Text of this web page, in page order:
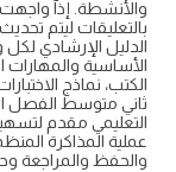
والأنشطة. إذا
بالتعليقات ليتم
الدليل الإرشادي
الأساسية
الكتب، نماذج
التعليمي مقدم
عملية المذاكرة
والحفظ والمراجعة